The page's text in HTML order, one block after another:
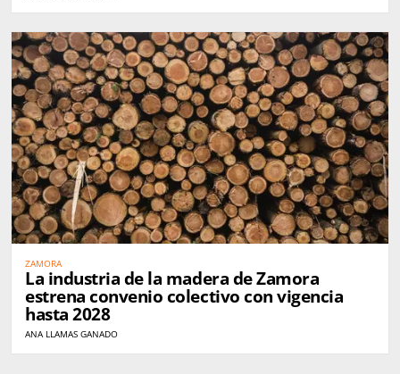
ZAMORA
La industria de la madera de Zamora
estrena convenio colectivo con vigencia
hasta 2028
ANA LLAMAS GANADO